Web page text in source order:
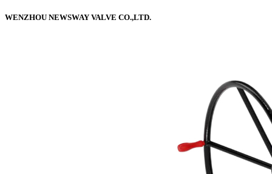
WENZHOU NEWSWAY VALVE CO.,LTD.